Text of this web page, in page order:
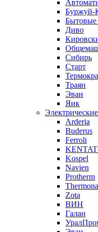
Буржуй-
Бытовые
Диво
Сибирь
Старт
Траян
Эван
Яик
Arderia
Buderus
Ferroli
Kospel
Navien
Protherm
Thermona
Zota
ВИН
Галан